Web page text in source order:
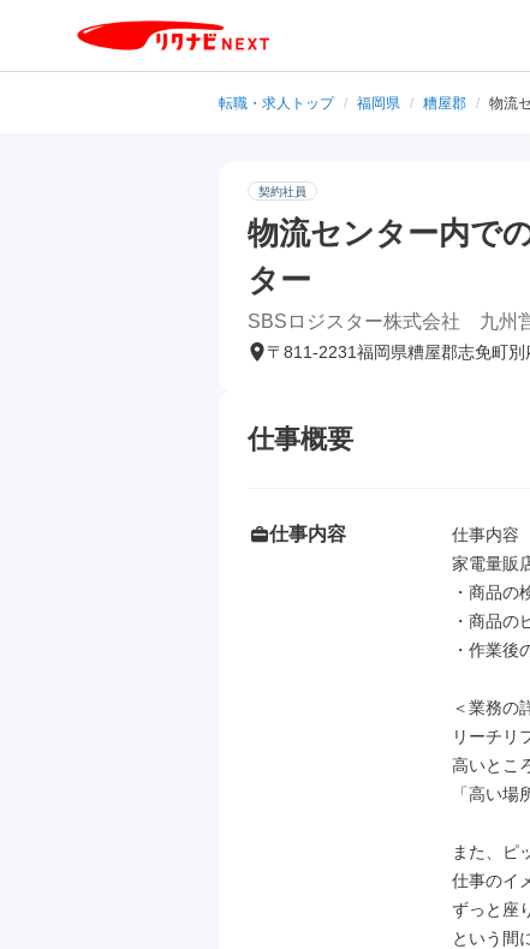
転職・求人トップ / 福岡県 / 糟屋郡 / 物流
契約社員
物流センター内で
ター
SBSロジスター株式会社 九州
〒811-2231福岡県糟屋郡志免町別
仕事概要
仕事内容
仕事内容
家電量販
・商品の
・商品の
・作業後
＜業務の
リーチリ
高いとこ
「高い
また、ピ
仕事のイ
ずっと座
という間